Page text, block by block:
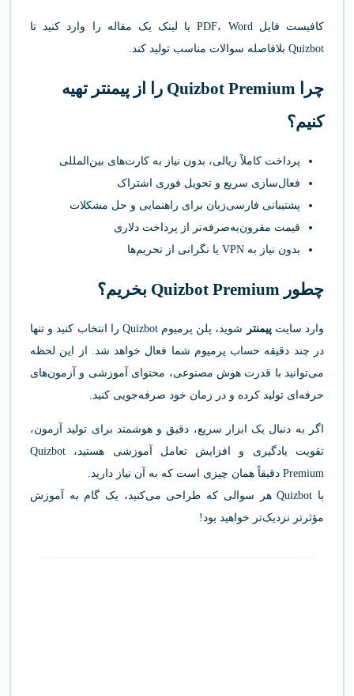
کافیست فایل PDF، Word یا لینک یک مقاله را وارد کنید تا
Quizbot بلافاصله سوالات مناسب تولید کند.
چرا Quizbot Premium را از پیمنتر تهیه
کنیم؟
پرداخت کاملاً ریالی، بدون نیاز به کارت‌های بین‌المللی
فعال‌سازی سریع و تحویل فوری اشتراک
پشتیبانی فارسی‌زبان برای راهنمایی و حل مشکلات
قیمت مقرون‌به‌صرفه‌تر از پرداخت دلاری
بدون نیاز به VPN یا نگرانی از تحریم‌ها
چطور Quizbot Premium بخریم؟
وارد سایتپیمنتر
شوید، پلن پرمیوم Quizbot را انتخاب کنید و تنها
در چند دقیقه حساب پرمیوم شما فعال خواهد شد. از این لحظه
می‌توانید با قدرت هوش مصنوعی، محتوای آموزشی و آزمون‌های
حرفه‌ای تولید کرده و در زمان خود صرفه‌جویی کنید.
اگر به دنبال یک ابزار سریع، دقیق و هوشمند برای تولید آزمون،
تقویت یادگیری و افزایش تعامل آموزشی هستید، Quizbot
Premium دقیقاً همان چیزی است که به آن نیاز دارید.
با Quizbot هر سوالی که طراحی می‌کنید، یک گام به آموزش
مؤثرتر نزدیک‌تر خواهید بود!